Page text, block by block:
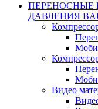
ПЕРЕНОСНЫЕ
ДАВЛЕНИЯ
Видео